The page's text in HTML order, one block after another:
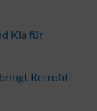
Kia für
Retrofit-